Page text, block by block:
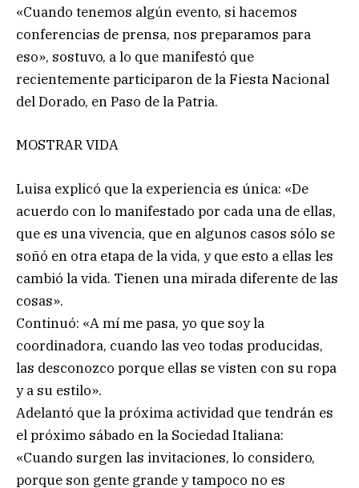
«Cuando tenemos algún evento, si hacemos
conferencias de prensa, nos preparamos para
eso», sostuvo, a lo que manifestó que
recientemente participaron de la Fiesta Nacional
del Dorado, en Paso de la Patria.
MOSTRAR VIDA
Luisa explicó que la experiencia es única: «De
acuerdo con lo manifestado por cada una de ellas,
que es una vivencia, que en algunos casos sólo se
soñó en otra etapa de la vida, y que esto a ellas les
cambió la vida. Tienen una mirada diferente de las
cosas».
Continuó: «A mí me pasa, yo que soy la
coordinadora, cuando las veo todas producidas,
las desconozco porque ellas se visten con su ropa
y a su estilo».
Adelantó que la próxima actividad que tendrán es
el próximo sábado en la Sociedad Italiana:
«Cuando surgen las invitaciones, lo considero,
porque son gente grande y tampoco no es